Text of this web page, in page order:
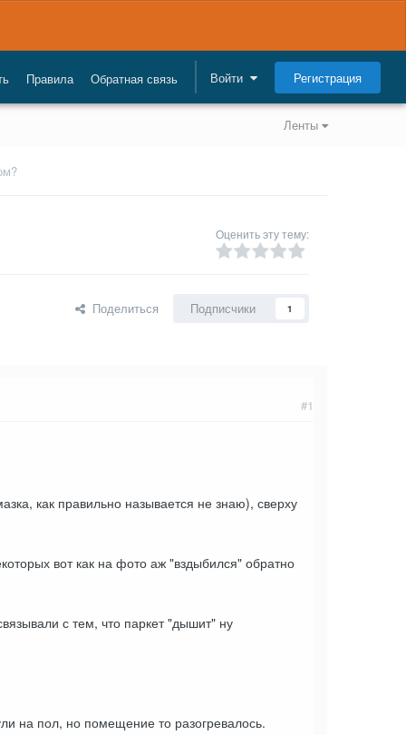
Правила Обратная связь Войти Регистрация
Ленты
Оценить эту тему:
Поделиться Подписчики 1
#1
как правильно называется не знаю), сверху
вот как на фото аж "вздыбился" обратно
с тем, что паркет "дышит" ну
на пол, но помещение то разогревалось.